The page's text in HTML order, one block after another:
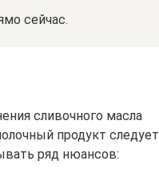
сейчас.
сливочного масла
продукт следует
ряд нюансов: